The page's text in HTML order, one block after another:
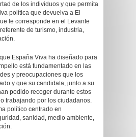
de los individuos y que permita
política que devuelva a El
le corresponde en el Levante
de turismo, industria,
España Viva ha diseñado para
está fundamentado en las
y preocupaciones que los
y que su candidata, junto a su
podido recoger durante estos
trabajando por los ciudadanos.
político centrado en
sanidad, medio ambiente,